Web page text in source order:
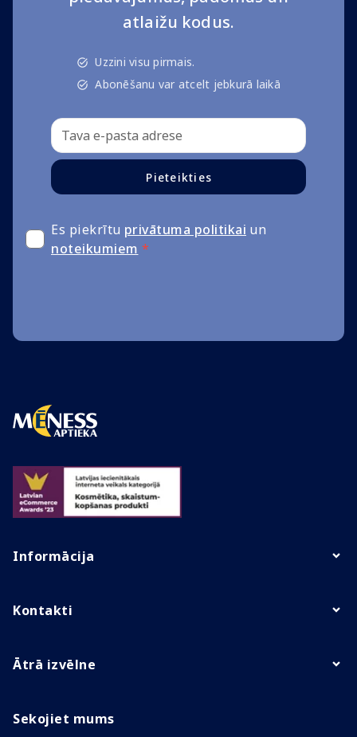
atlaižu kodus.
Uzzini visu pirmais.
Abonēšanu var atcelt jebkurā laikā
Pieteikties
Es piekrītu privātuma politikai un
noteikumiem *
Informācija
Kontakti
Ātrā izvēlne
Sekojiet mums